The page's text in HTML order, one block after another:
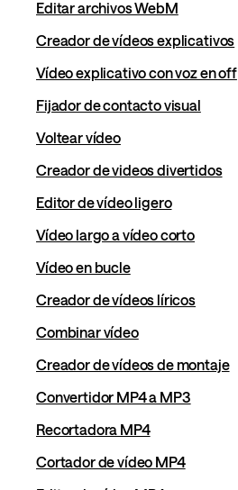
Editar archivos WebM
Creador de vídeos explicativos
Vídeo explicativo con voz en off
Fijador de contacto visual
Voltear vídeo
Creador de videos divertidos
Editor de vídeo ligero
Vídeo largo a vídeo corto
Vídeo en bucle
Creador de vídeos líricos
Combinar vídeo
Creador de vídeos de montaje
Convertidor MP4 a MP3
Recortadora MP4
Cortador de vídeo MP4